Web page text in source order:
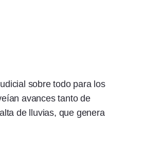
sobre todo para los
avances tanto de
de lluvias, que genera